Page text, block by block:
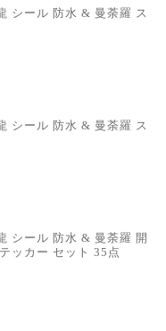
シール 防水 & 曼荼羅 ス
シール 防水 & 曼荼羅 ス
シール 防水 & 曼荼羅 開
ッカー セット 35点